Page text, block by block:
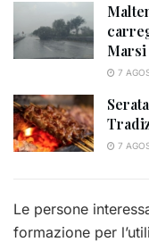
Marsi
7
7
Le persone
formazione per